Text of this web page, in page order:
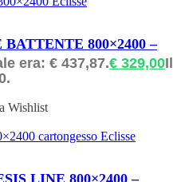
era: € 437,87.€ 329,00Il
Wishlist